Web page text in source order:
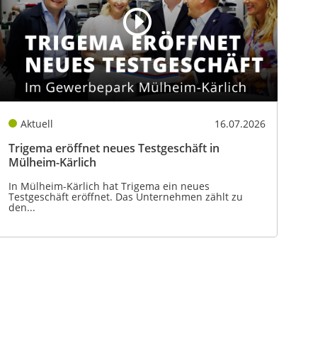
Aktuell 16.07.2026
Trigema eröffnet neues Testgeschäft in
Mülheim-Kärlich
In Mülheim-Kärlich hat Trigema ein neues
Testgeschäft eröffnet. Das Unternehmen zählt zu
den...